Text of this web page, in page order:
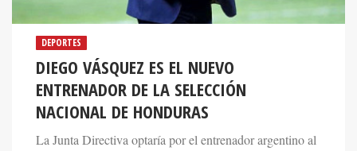
DEPORTES
DIEGO VÁSQUEZ ES EL NUEVO
ENTRENADOR DE LA SELECCIÓN
NACIONAL DE HONDURAS
La Junta Directiva optaría por el entrenador argentino al